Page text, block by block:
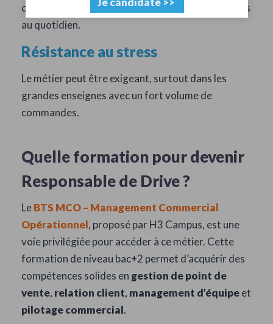
commande, d’analyse de performance sont utilisés
au quotidien.
Résistance au stress
Le métier peut être exigeant, surtout dans les
grandes enseignes avec un fort volume de
commandes.
Quelle formation pour devenir
Responsable de Drive ?
LeBTS MCO – Management Commercial
Opérationnel, proposé par H3 Campus, est une
voie privilégiée pour accéder à ce métier. Cette
formation de niveau bac+2 permet d’acquérir des
compétences solides en gestion de point de
vente, relation client, management d’équipeet
pilotage commercial.